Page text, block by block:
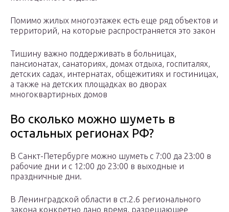
Помимо жилых многоэтажек есть еще ряд объектов и
территорий, на которые распространяется это закон
Тишину важно поддерживать в больницах,
пансионатах, санаториях, домах отдыха, госпиталях,
детских садах, интернатах, общежитиях и гостиницах,
а также на детских площадках во дворах
многоквартирных домов
Во сколько можно шуметь в
остальных регионах РФ?
В Санкт-Петербурге можно шуметь с 7:00 да 23:00 в
рабочие дни и с 12:00 до 23:00 в выходные и
праздничные дни.
В Ленинградской области в ст.2.6 регионального
закона конкретно дано время, разрешающее